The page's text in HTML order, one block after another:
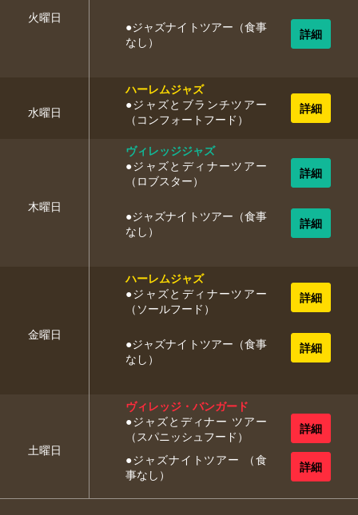
火曜日
●ジャズナイトツアー（食事
なし）
水曜日
ハーレムジャズ
●ジャズとブランチツアー
（コンフォートフード）
木曜日
ヴィレッジジャズ
●ジャズとディナーツアー
（ロブスター）
●ジャズナイトツアー（食事
なし）
金曜日
ハーレムジャズ
●ジャズとディナーツアー
（ソールフード）
●ジャズナイトツアー（食事
なし）
土曜日
ヴィレッジ・バンガード
●ジャズとディナー ツアー
（スパニッシュフード）
●ジャズナイトツアー （食
事なし）